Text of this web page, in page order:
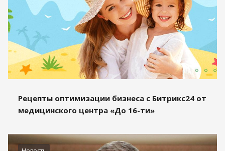
Рецепты оптимизации бизнеса с Битрикс24 от
медицинского центра «До 16-ти»